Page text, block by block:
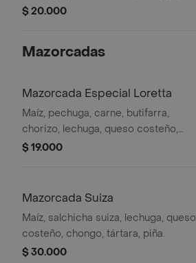
tártara.
$ 20.000
Mazorcadas
Mazorcada Especial Loretta
Maíz, pechuga, carne, butifarra,
chorizo, lechuga, queso costeño,
chongo, tártara, piña, gratinado.
$ 19.000
Mazorcada Suiza
Maíz, salchicha suiza, lechuga, queso
costeño, chongo, tártara, piña.
$ 30.000